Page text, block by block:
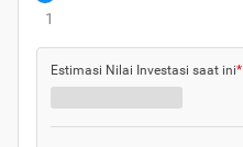
1
Estimasi Nilai Investasi saat ini*